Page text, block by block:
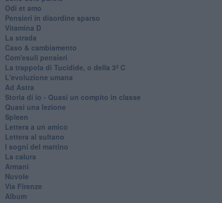
Odi et amo
Pensieri in disordine sparso
Vitamina D
La strada
Caso & cambiamento
Com'esuli pensieri
La trappola di Tucidide, o della 3ª C
L'evoluzione umana
Ad Astra
Storia di io - Quasi un compito in classe
Quasi una lezione
Spleen
Lettera a un amico
Lettera al sultano
I sogni del mattino
La calura
Armani
Nuvole
Via Firenze
Album